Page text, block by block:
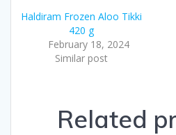
Haldiram Frozen Aloo Tikki
420 g
February 18, 2024
Similar post
Related